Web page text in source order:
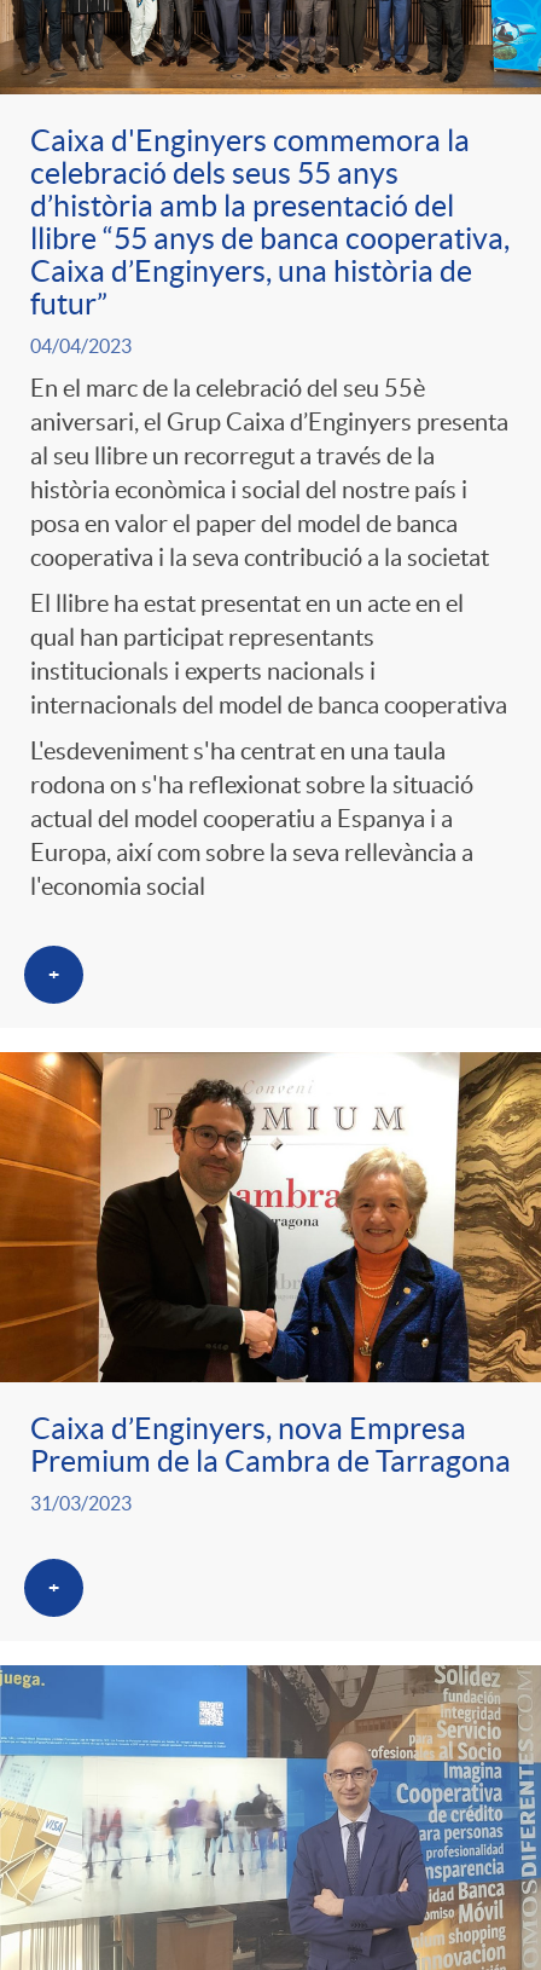
Caixa d'Enginyers commemora la
celebració dels seus 55 anys
d’història amb la presentació del
llibre “55 anys de banca cooperativa,
Caixa d’Enginyers, una història de
futur”
04/04/2023
En el marc de la celebració del seu 55è
aniversari, el Grup Caixa d’Enginyers presenta
al seu llibre un recorregut a través de la
història econòmica i social del nostre país i
posa en valor el paper del model de banca
cooperativa i la seva contribució a la societat
El llibre ha estat presentat en un acte en el
qual han participat representants
institucionals i experts nacionals i
internacionals del model de banca cooperativa
L'esdeveniment s'ha centrat en una taula
rodona on s'ha reflexionat sobre la situació
actual del model cooperatiu a Espanya i a
Europa, així com sobre la seva rellevància a
l'economia social
+
Caixa d’Enginyers, nova Empresa
Premium de la Cambra de Tarragona
31/03/2023
+